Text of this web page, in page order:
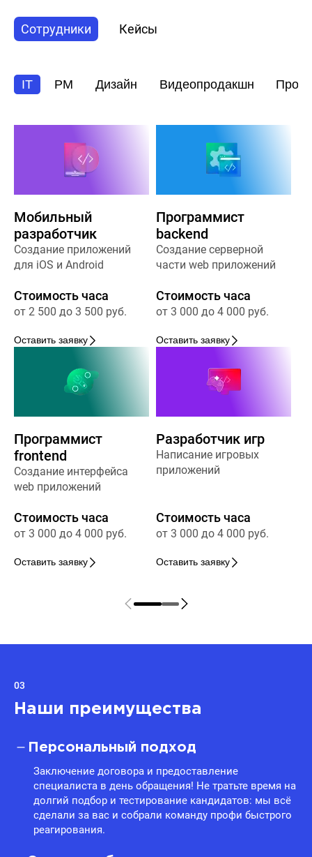
Сотрудники Кейсы
IT PM Дизайн Видеопродакшн
Мобильный
разработчик
Создание приложений
для iOS и Android
Стоимость часа
от 2 500 до 3 500 руб.
Оставить заявку
Программист
backend
Создание серверной
части web приложений
Стоимость часа
от 3 000 до 4 000 руб.
Оставить заявку
Программист
frontend
Создание интерфейса
web приложений
Стоимость часа
от 3 000 до 4 000 руб.
Оставить заявку
Разработчик игр
Написание игровых
приложений
Стоимость часа
от 3 000 до 4 000 руб.
Оставить заявку
03
Наши преимущества
Персональный подход
Заключение договора и предоставление
специалиста в день обращения! Не тратьте время на
долгий подбор и тестирование кандидатов: мы всё
сделали за вас и собрали команду профи быстрого
реагирования.